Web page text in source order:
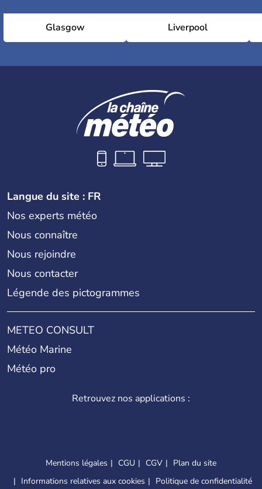
Glasgow Liverpool
Langue du site : FR
Nos experts météo
Nous connaître
Nous rejoindre
Nous contacter
Légende des pictogrammes
METEO CONSULT
Météo Marine
Météo pro
Retrouvez nos applications :
Mentions légales CGU CGV
Plan du site
Informations relatives aux cookies
Politique de confidentialité